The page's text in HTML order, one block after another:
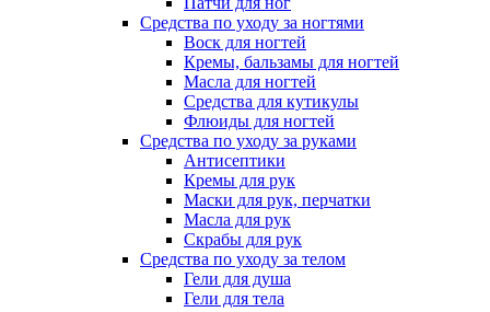
Средства по уходу за ногтями
Воск для ногтей
Кремы, бальзамы для ногтей
Масла для ногтей
Средства для кутикулы
Флюиды для ногтей
Средства по уходу за руками
Антисептики
Кремы для рук
Маски для рук, перчатки
Масла для рук
Скрабы для рук
Средства по уходу за телом
Гели для душа
Гели для тела